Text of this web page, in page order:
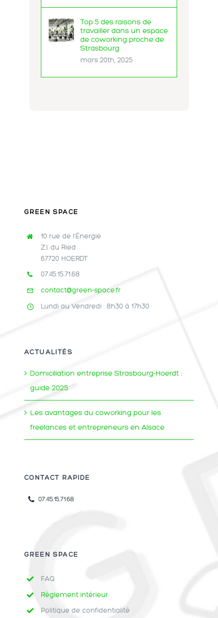
Top 5 des raisons de
travailler dans un espace
de coworking proche de
Strasbourg
mars 20th, 2025
GREEN SPACE
10 rue de l’Énergie
Z.I. du Ried
67720 HOERDT
07.45.15.71.68
contact@green-space.fr
Lundi au Vendredi : 8h30 à 17h30
ACTUALITÉS
Domiciliation entreprise Strasbourg-Hoerdt :
guide 2025
Les avantages du coworking pour les
freelances et entrepreneurs en Alsace
CONTACT RAPIDE
07.45.15.71.68
GREEN SPACE
FAQ
Règlement intérieur
Politique de confidentialité